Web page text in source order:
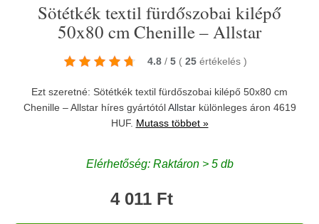
Sötétkék textil fürdőszobai kilépő
50x80 cm Chenille – Allstar
4.8 / 5 ( 25 értékelés )
Ezt szeretné: Sötétkék textil fürdőszobai kilépő 50x80 cm
Chenille – Allstar híres gyártótólAllstarkülönleges áron 4619
HUF. Mutass többet »
Elérhetőség: Raktáron > 5 db
4 011 Ft